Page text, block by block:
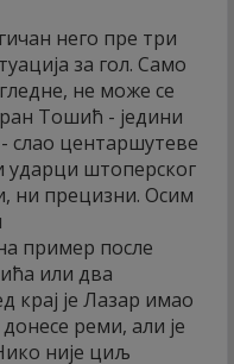
него пре три
за гол. Само
не може се
Тошић - једини
слао центаршутеве
ударци штоперског
ни прецизни. Осим
пример после
или два
крај је Лазар имао
реми, али је
није циљ